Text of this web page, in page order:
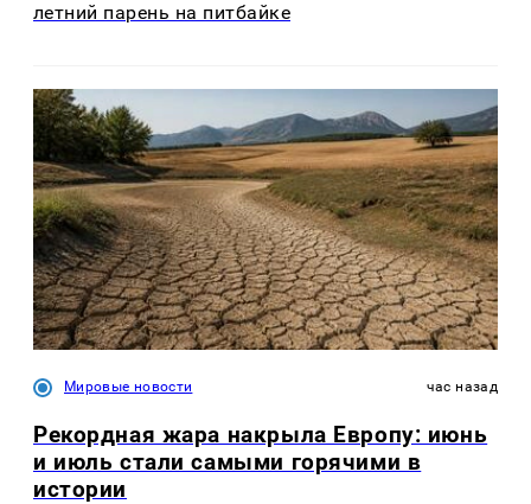
летний парень на питбайке
Мировые новости час назад
Рекордная жара накрыла Европу: июнь
и июль стали самыми горячими в
истории